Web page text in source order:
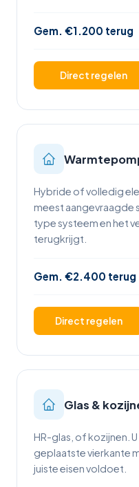
Gem. €1.200 terug
Direct regelen
Hybride of volledig
meest aangevraagde
type systeem en het
terugkrijgt.
Gem. €2.400 terug
Direct regelen
Glas &
HR-glas, of kozijnen.
geplaatste vierkante
juiste eisen voldoet.